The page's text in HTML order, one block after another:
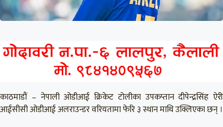
काठमाडौं – नेपाली ओडीआई क्रिकेट टोलीका उपकप्तान दीपेन्द्रसिंह ऐरी
आईसीसी ओडीआई अलराउन्डर वरियतामा फेरि ३ स्थान माथि उक्लिएका छन् ।